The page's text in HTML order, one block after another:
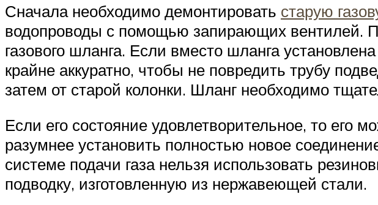
Сначала необходимо демонтировать старую
водопроводы с помощью запирающих вентилей.
газового шланга. Если вместо шланга
крайне аккуратно, чтобы не повредить трубу
затем от старой колонки. Шланг необходимо
Если его состояние удовлетворительное, то его
разумнее установить полностью новое
системе подачи газа нельзя использовать
подводку, изготовленную из нержавеющей стали.